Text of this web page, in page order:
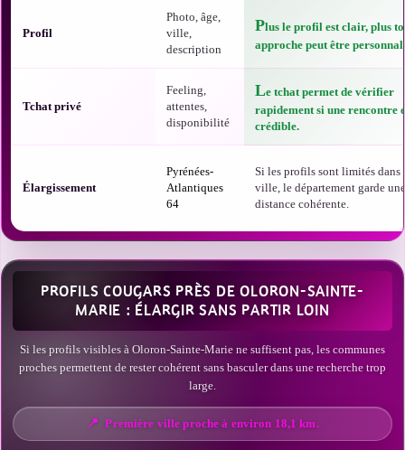
Profil
Photo, âge,
ville,
description
Plus le profil est clair, plus
approche peut être
Tchat privé
Feeling,
attentes,
disponibilité
Le tchat permet de vérifier
rapidement si une rencontre
crédible.
Élargissement
Pyrénées-
Atlantiques
64
Si les profils sont limités dans
ville, le département garde une
distance cohérente.
PROFILS COUGARS PRÈS DE OLORON-SAINTE-
MARIE : ÉLARGIR SANS PARTIR LOIN
Si les profils visibles à Oloron-Sainte-Marie ne suffisent pas, les communes
proches permettent de rester cohérent sans basculer dans une recherche trop
large.
Première ville proche à environ 18,1 km.